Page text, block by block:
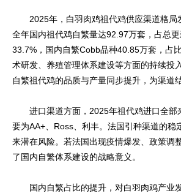
2025年，白羽肉鸡祖代鸡供应渠道格局
全年国内祖代鸡自繁量达92.97万套，占总
33.7%，国内自繁Cobb品种40.85万套，占
术研发、养殖管理体系建设等方面的持续投
自繁祖代鸡的品质与产量同步提升，为渠道
进口渠道方面，2025年祖代鸡进口全部
要为AA+、Ross、利丰。法国引种渠道的
来潜在风险。若法国出现疫情爆发、政策调
了国内自繁体系建设的战略意义。
国内自繁占比的提升，对白羽肉鸡产业